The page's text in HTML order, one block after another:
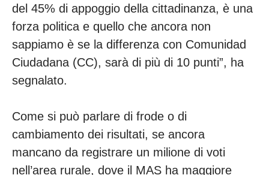
del 45% di appoggio della cittadinanza, è una
forza politica e quello che ancora non
sappiamo è se la differenza con Comunidad
Ciudadana (CC), sarà di più di 10 punti”, ha
segnalato.
Come si può parlare di frode o di
cambiamento dei risultati, se ancora
mancano da registrare un milione di voti
nell’area rurale, dove il MAS ha maggiore